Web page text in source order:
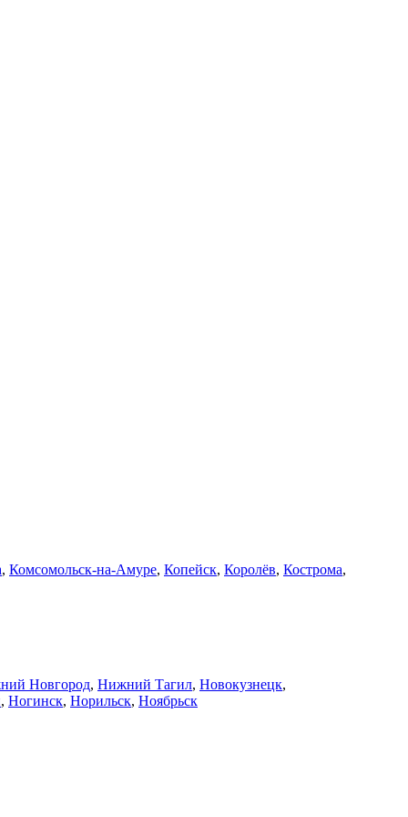
, Комсомольск-на-Амуре, Копейск, Королёв, Кострома,
Новгород, Нижний Тагил, Новокузнецк,
, Ногинск, Норильск, Ноябрьск